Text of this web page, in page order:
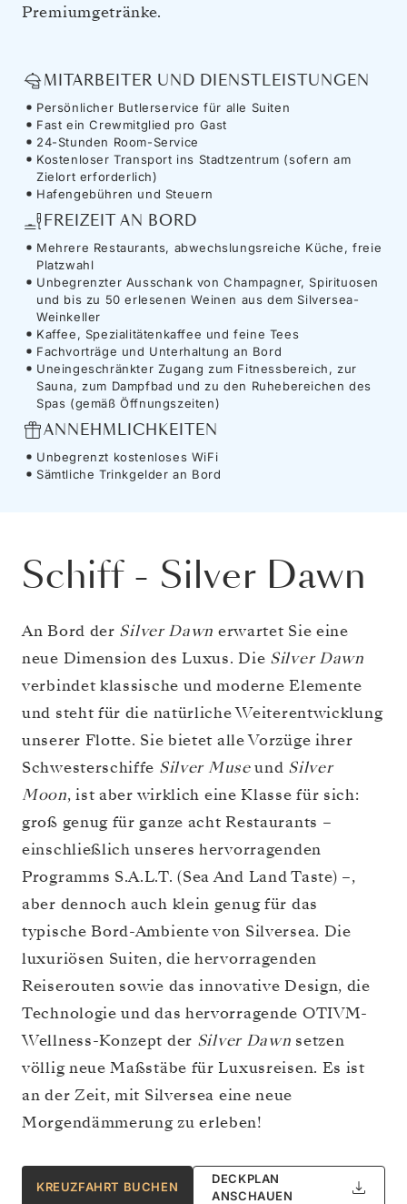
Premiumgetränke.
MITARBEITER UND DIENSTLEISTUNGEN
Persönlicher Butlerservice für alle Suiten
Fast ein Crewmitglied pro Gast
24-Stunden Room-Service
Kostenloser Transport ins Stadtzentrum (sofern am
Zielort erforderlich)
Hafengebühren und Steuern
FREIZEIT AN BORD
Mehrere Restaurants, abwechslungsreiche Küche, freie
Platzwahl
Unbegrenzter Ausschank von Champagner, Spirituosen
und bis zu 50 erlesenen Weinen aus dem Silversea-
Weinkeller
Kaffee, Spezialitätenkaffee und feine Tees
Fachvorträge und Unterhaltung an Bord
Uneingeschränkter Zugang zum Fitnessbereich, zur
Sauna, zum Dampfbad und zu den Ruhebereichen des
Spas (gemäß Öffnungszeiten)
ANNEHMLICHKEITEN
Unbegrenzt kostenloses WiFi
Sämtliche Trinkgelder an Bord
Schiff- Silver Dawn
An Bord der Silver Dawn erwartet Sie eine
neue Dimension des Luxus. Die Silver Dawn
verbindet klassische und moderne Elemente
und steht für die natürliche Weiterentwicklung
unserer Flotte. Sie bietet alle Vorzüge ihrer
Schwesterschiffe Silver Museund Silver
Moon, ist aber wirklich eine Klasse für sich:
groß genug für ganze acht Restaurants –
einschließlich unseres hervorragenden
Programms S.A.L.T. (Sea And Land Taste) –,
aber dennoch auch klein genug für das
typische Bord-Ambiente von Silversea. Die
luxuriösen Suiten, die hervorragenden
Reiserouten sowie das innovative Design, die
Technologie und das hervorragende OTIVM-
Wellness-Konzept der Silver Dawn setzen
völlig neue Maßstäbe für Luxusreisen. Es ist
an der Zeit, mit Silversea eine neue
Morgendämmerung zu erleben!
KREUZFAHRT BUCHEN
DECKPLAN
ANSCHAUEN